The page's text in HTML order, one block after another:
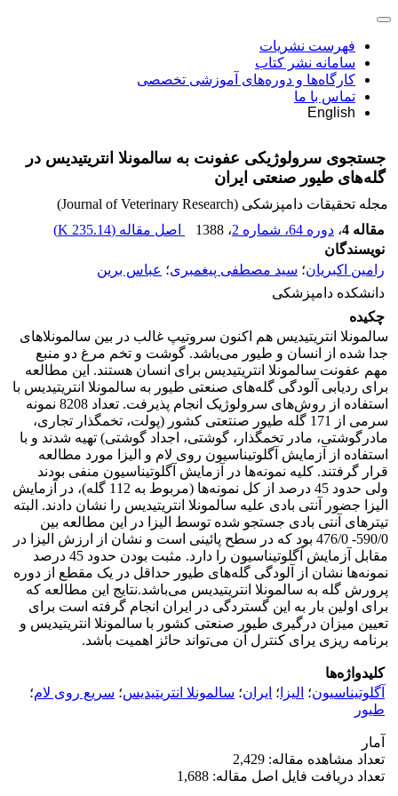
فهرست نشریات
سامانه نشر کتاب
کارگاه‌ها و دوره‌های آموزشی تخصصی
تماس با ما
English
جستجوی سرولوژیکی عفونت به سالمونلا انتریتیدیس در
گله‌های طیور صنعتی ایران
مجله تحقیقات دامپزشکی (Journal of Veterinary Research)
مقاله 4
، دوره 64، شماره 2 ، 1388 اصل مقاله (235.14 K
)
نویسندگان
رامین اکبریان؛ سید مصطفی پیغمبری؛ عباس برین
دانشکده دامپزشکی
چکیده
سالمونلا انتریتیدیس هم اکنون سروتیپ غالب در بین سالمونلاهای
جدا شده از انسان و طیور می‌باشد. گوشت و تخم مرغ دو منبع
مهم عفونت سالمونلا انتریتیدیس برای انسان هستند. این مطالعه
برای ردیابی آلودگی گله‌های صنعتی طیور به سالمونلا انتریتیدیس با
استفاده از روش‌های سرولوژیک انجام پذیرفت. تعداد 8208 نمونه
سرمی از 171 گله طیور صنتعتی کشور (پولت، تخمگذار تجاری،
مادرگوشتی، مادر تخمگذار، گوشتی، اجداد گوشتی) تهیه شدند و با
استفاده از آزمایش آگلوتیناسیون روی لام و الیزا مورد مطالعه
قرار گرفتند. کلیه نمونه‌ها در آزمایش آگلوتیناسیون منفی بودند
ولی حدود 45 درصد از کل نمونه‌ها (مربوط به 112 گله)، در آزمایش
الیزا جضور آنتی بادی علیه سالمونلا انتریتیدیس را نشان دادند. البته
تیتر‌های آنتی بادی جستجو شده توسط الیزا در این مطالعه بین
590/0- 476/0 بود که در سطح پائینی است و نشان از ارزش الیزا در
مقابل آزمایش آگلوتیناسیون را دارد. مثبت بودن حدود 45 درصد
نمونه‌ها نشان از آلودگی گله‌های طیور حداقل در یک مقطع از دوره
پرورش گله به سالمونلا انتریتیدیس می‌باشد.نتایج این مطالعه که
برای اولین بار به این گستردگی در ایران انجام گرفته است برای
تعیین میزان درگیری طیور صنعتی کشور با سالمونلا انتریتیدیس و
برنامه ریزی یرای کنترل آن می‌تواند حائز اهمیت باشد.
کلیدواژه‌ها
آگلوتیناسیون؛ الیزا ؛ ایران؛ سالمونلا انتریتیدیس؛ سریع روی لام؛
طیور
آمار
تعداد مشاهده مقاله: 2,429
تعداد دریافت فایل اصل مقاله: 1,688